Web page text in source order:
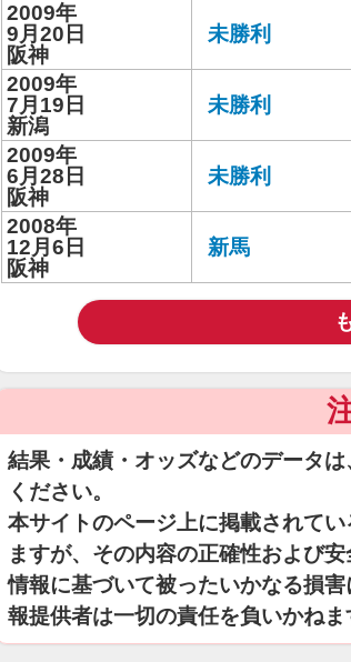
2009年
9月20日
阪神
未勝利
2009年
7月19日
新潟
未勝利
2009年
6月28日
阪神
未勝利
2008年
12月6日
阪神
新馬
結果・成績・オッズなどのデータ
ください。
本サイトのページ上に掲載されて
ますが、その内容の正確性および
情報に基づいて被ったいかなる損
報提供者は一切の責任を負いかねま